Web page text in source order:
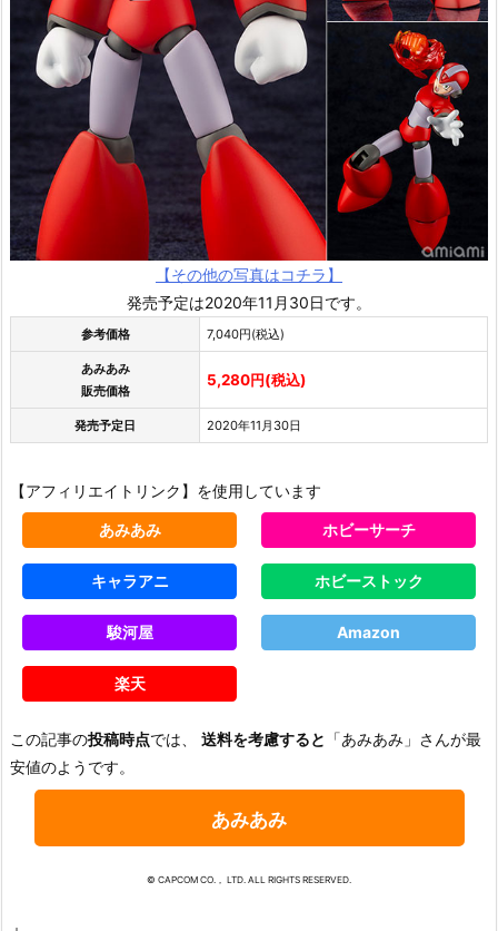
【その他の写真はコチラ】
発売予定は2020年11月30日です。
参考価格 7,040円(税込)
あみあみ
販売価格
5,280円(税込)
発売予定日 2020年11月30日
【アフィリエイトリンク】を使用しています
あみあみ ホビーサーチ
キャラアニ ホビーストック
駿河屋 Amazon
楽天
この記事の投稿時点では、 送料を考慮すると 「あみあみ」さんが最
安値のようです。
あみあみ
© CAPCOM CO.， LTD. ALL RIGHTS RESERVED.